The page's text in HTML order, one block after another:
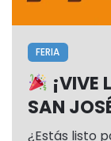
FERIA
¡VIVE
SAN
¿Estás listo